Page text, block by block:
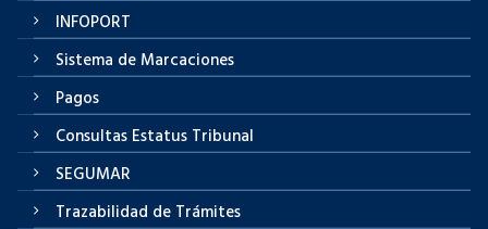
INFOPORT
Sistema de Marcaciones
Pagos
Consultas Estatus Tribunal
SEGUMAR
Trazabilidad de Trámites